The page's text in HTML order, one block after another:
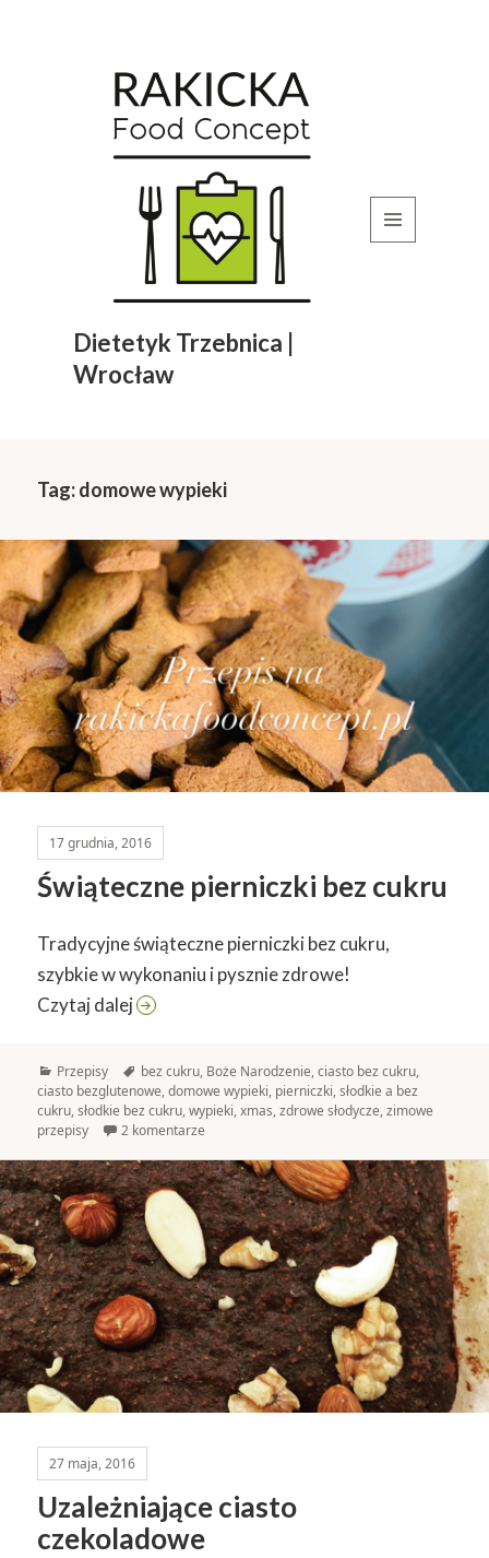
Dietetyk Trzebnica |
Wrocław
Tag:domowe wypieki
17 grudnia, 2016
Świąteczne pierniczki bez cukru
Tradycyjne świąteczne pierniczki bez cukru,
szybkie w wykonaniu i pysznie zdrowe!
Czytaj dalejŚwiąteczne pierniczki bez cukru
Kategorie
Przepisy Tagi
bez cukru, Boże Narodzenie,ciasto bez cukru,
ciasto bezglutenowe,domowe wypieki, pierniczki,słodkie a bez
cukru,słodkie bez cukru,wypieki,xmas,zdrowe słodycze,zimowe
przepisy
2 komentarze
27 maja, 2016
Uzależniające ciasto
czekoladowe